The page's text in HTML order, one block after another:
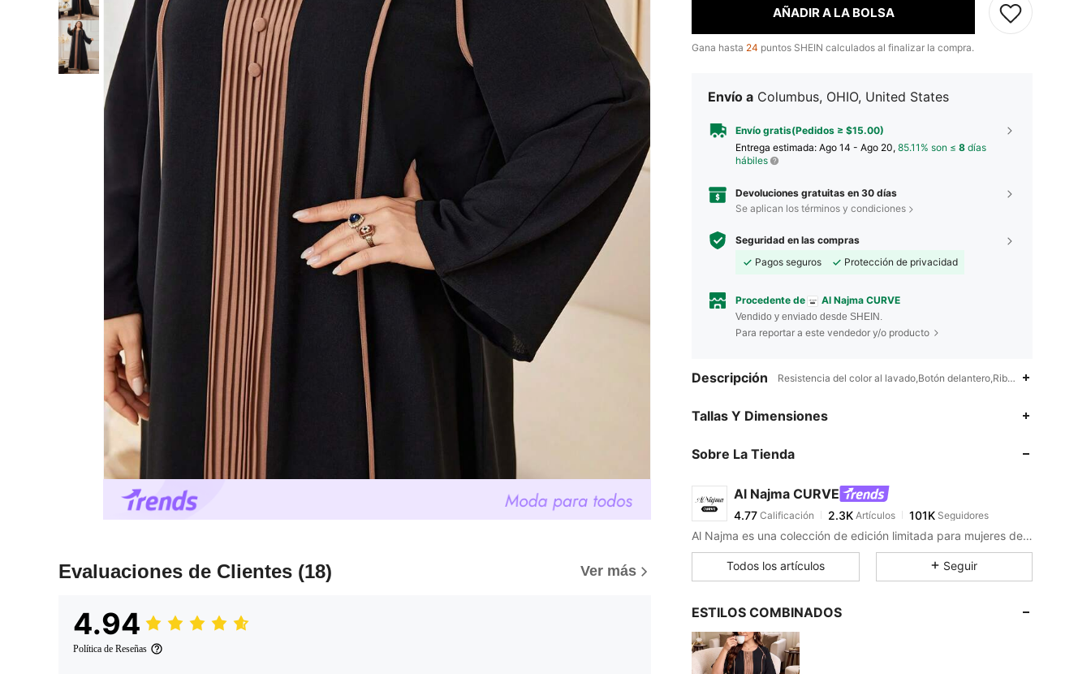
Evaluaciones de Clientes (18) Ver más
4.94
Política de Reseñas
AÑADIR A LA BOLSA
Gana hasta 24 puntos SHEIN calculados al finalizar la compra.
Envío a Columbus, OHIO, United States
Envío gratis(Pedidos ≥ $15.00)
Entrega estimada: Ago 14 - Ago 20, 85.11% son ≤ 8 días
hábiles
Devoluciones gratuitas en 30 días
Se aplican los términos y condiciones
Seguridad en las compras
Pagos seguros
Protección de privacidad
Procedente de Al Najma CURVE
Vendido y enviado desde SHEIN.
Para reportar a este vendedor y/o producto
Descripción Resistencia del color al lavado,Botón delantero,Ribete en
Tallas Y Dimensiones
Sobre La Tienda
Al Najma CURVE
4.77
4.77 Calificación 2.3KArtículos
a***0pagó Hace 1 día
4.77 2.3K 101K
4.77
Al Najma es una colección de edición limitada para mujeres de Medio Oriente, que desean combinar un glamour discreto con un estilo contemporáneo
Todos los artículos Seguir
ESTILOS COMBINADOS